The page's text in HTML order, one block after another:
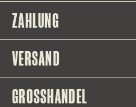
ZAHLUNG
VERSAND
GROSSHANDEL